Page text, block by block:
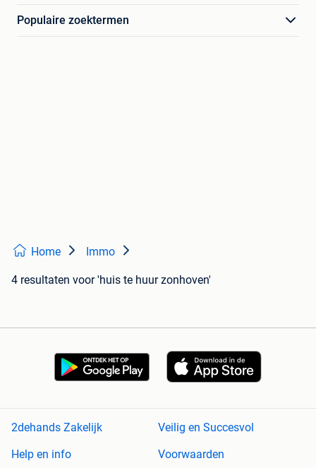
Populaire zoektermen
Home Immo
4 resultaten voor 'huis te huur zonhoven'
2dehands Zakelijk
Veilig en Succesvol
Help en info
Voorwaarden